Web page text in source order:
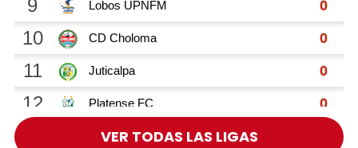
VER TODAS LAS LIGAS